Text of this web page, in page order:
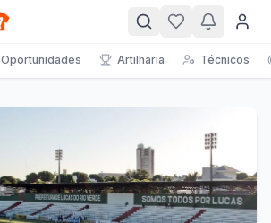
Oportunidades Artilharia Técnicos